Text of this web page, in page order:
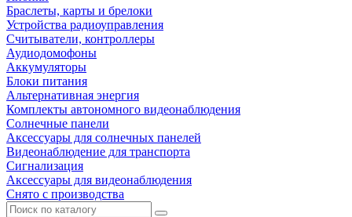
Браслеты, карты и брелоки
Устройства радиоуправления
Считыватели, контроллеры
Аудиодомофоны
Аккумуляторы
Блоки питания
Альтернативная энергия
Комплекты автономного видеонаблюдения
Солнечные панели
Аксессуары для солнечных панелей
Видеонаблюдение для транспорта
Сигнализация
Аксессуары для видеонаблюдения
Снято с производства